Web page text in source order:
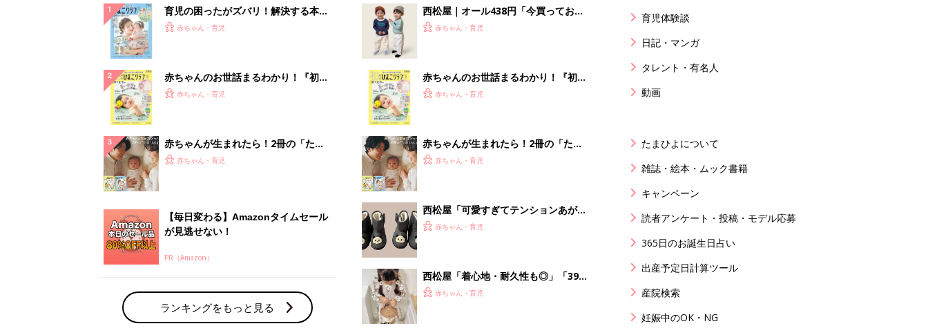
育児の困ったがズバリ！解決する本
『ひよこクラブ 夏号』 4カ月～2才
赤ちゃん・育児
赤ちゃんのお世話まるわかり！『初め
てのひよこクラブ 夏号』〈巻頭大特
赤ちゃん・育児
赤ちゃんが生まれたら！2冊の「たま
ひよ」
赤ちゃん・育児
【毎日変わる】Amazonタイムセール
が見逃せない！
PR（Amazon）
ランキングをもっと見る
西松屋｜オール438円「今買っておく
べき！」「保育園着にも◎」元子ども
赤ちゃん・育児
赤ちゃんのお世話まるわかり！『初め
てのひよこクラブ 夏号』〈巻頭大特
赤ちゃん・育児
赤ちゃんが生まれたら！2冊の「たま
ひよ」
赤ちゃん・育児
西松屋「可愛すぎてテンションあが
る」「機能性も◎」元子ども服販売員
赤ちゃん・育児
西松屋「着心地・耐久性も◎」「399
円なのに高クオリティ」元子ども服販
赤ちゃん・育児
育児体験談
日記・マンガ
タレント・有名人
動画
たまひよについて
雑誌・絵本・ムック書籍
キャンペーン
読者アンケート・投稿・モデル応募
365日のお誕生日占い
出産予定日計算ツール
産院検索
妊娠中のOK・NG